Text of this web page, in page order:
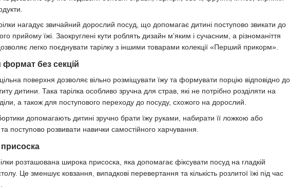
нагадує звичайний дорослий посуд, що допомагає дитині поступово звикати до
прийому їжі. Заокруглені кути роблять дизайн м’яким і сучасним, а різноманіття
легко поєднувати тарілку з іншими товарами колекції «Перший прикорм».
без секцій
поверхня дозволяє вільно розміщувати їжу та формувати порцію відповідно до
дитини. Така тарілка особливо зручна для страв, які не потрібно розділяти на
а також для поступового переходу до посуду, схожого на дорослий.
допомагають дитині зручно брати їжу руками, набирати її ложкою або
поступово розвивати навички самостійного харчування.
присоска
розташована широка присоска, яка допомагає фіксувати посуд на гладкій
Це зменшує ковзання, випадкові перевертання та кількість розлитої їжі під час